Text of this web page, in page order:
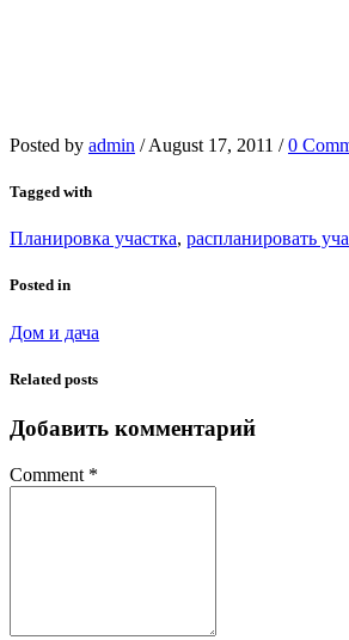
Posted by admin / August 17, 2011 / 0
Tagged with
Планировка участка, распланировать
Posted in
Дом и дача
Related posts
Добавить комментарий
Comment *